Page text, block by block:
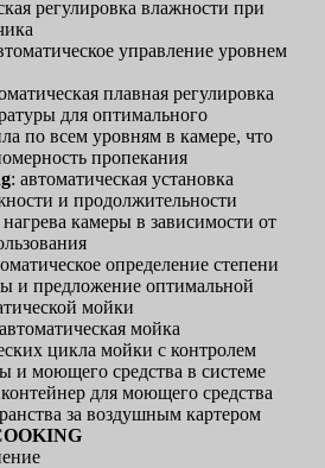
регулировка влажности при
управление уровнем
плавная регулировка
для оптимального
по всем уровням в камере, что
пропекания
: автоматическая установка
и продолжительности
камеры в зависимости от
определение степени
и предложение оптимальной
мойки
мойка
цикла мойки с контролем
и моющего средства в системе
для моющего средства
за воздушным картером